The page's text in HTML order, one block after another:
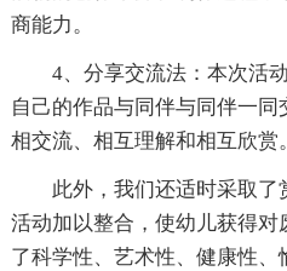
商能力。
4、分享交流法：本次活
自己的作品与同伴与同伴一
相交流、相互理解和相互欣赏。
此外，我们还适时采取
活动加以整合，使幼儿获得对
了科学性、艺术性、健康性、